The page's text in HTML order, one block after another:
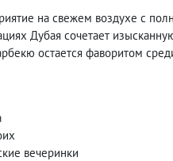
на свежем воздухе с
Дубая сочетает
остается фаворитом
вечеринки